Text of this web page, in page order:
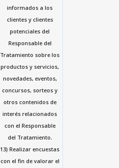
informados a los
clientes y clientes
potenciales del
Responsable del
Tratamiento sobre los
productos y servicios,
novedades, eventos,
concursos, sorteos y
otros contenidos de
interés relacionados
con el Responsable
del Tratamiento.
13) Realizar encuestas
con el fin de valorar el